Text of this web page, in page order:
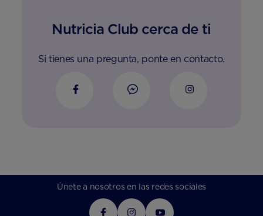
Nutricia Club cerca de ti
Si tienes una pregunta, ponte en contacto.
Únete a nosotros en las redes sociales